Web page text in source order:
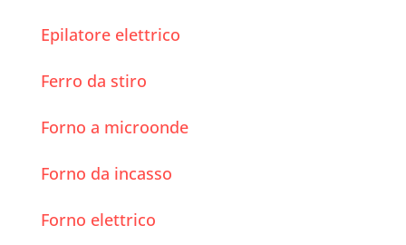
Epilatore elettrico
Ferro da stiro
Forno a microonde
Forno da incasso
Forno elettrico